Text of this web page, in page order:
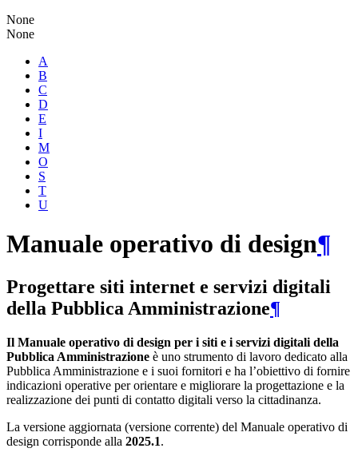
None
None
A
B
C
D
E
I
M
O
S
T
U
Manuale operativo di design¶
Progettare siti internet e servizi digitali
della Pubblica Amministrazione¶
Il Manuale operativo di design per i siti e i servizi digitali della
Pubblica Amministrazione è uno strumento di lavoro dedicato alla
Pubblica Amministrazione e i suoi fornitori e ha l’obiettivo di fornire
indicazioni operative per orientare e migliorare la progettazione e la
realizzazione dei punti di contatto digitali verso la cittadinanza.
La versione aggiornata (versione corrente) del Manuale operativo di
design corrisponde alla 2025.1.